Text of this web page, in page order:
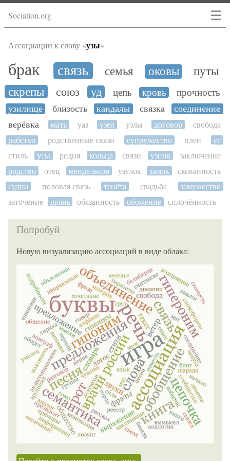
☰
Sociation.org
Ассоциации к слову «узы»
брак связь семья оковы
путы
скрепы
союз уд цепь кровь прочность
узилище близость кандалы связка
соединение
верёвка
мать уаз узел узлы договор
свобода
рабство
родственные связи супружество плен
ус
стиль
усы родня кольца связи узник
заключение
родство
отец мендельсон узелок замок
скованность
судно
половая связь тенёта свадьба
замужество
заточение
дрянь обязанность обожение сплочённость
Попробуй
Новую визуализацию ассоциаций в виде облака: